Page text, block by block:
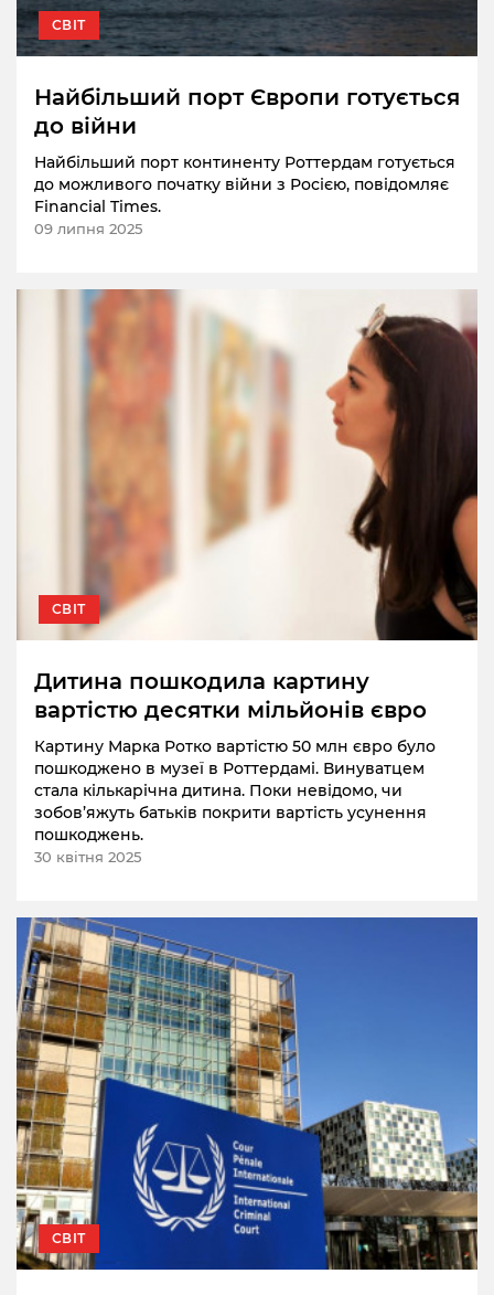
СВІТ
Найбільший порт Європи готується
до війни
Найбільший порт континенту Роттердам готується
до можливого початку війни з Росією, повідомляє
Financial Times.
09 липня 2025
СВІТ
Дитина пошкодила картину
вартістю десятки мільйонів євро
Картину Марка Ротко вартістю 50 млн євро було
пошкоджено в музеї в Роттердамі. Винуватцем
стала кількарічна дитина. Поки невідомо, чи
зобов’яжуть батьків покрити вартість усунення
пошкоджень.
30 квітня 2025
СВІТ